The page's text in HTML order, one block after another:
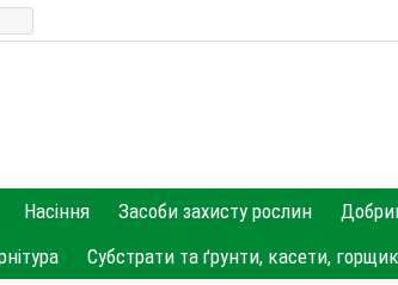
Насіння Засоби захисту рослин
Субстрати та ґрунти, касети,